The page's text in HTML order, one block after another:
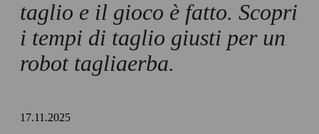
taglio e il gioco è fatto. Scopri
i tempi di taglio giusti per un
robot tagliaerba.
17.11.2025